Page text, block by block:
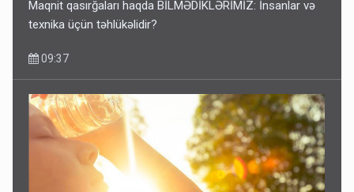
Maqnit qasırğaları haqda BİLMƏDİKLƏRİMİZ: İnsanlar və
texnika üçün təhlükəlidir?
09:37